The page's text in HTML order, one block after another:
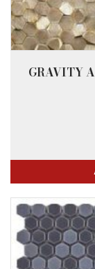
GRAVITY